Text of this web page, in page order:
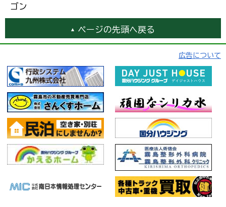
ゴン
ページの先頭へ戻る
広告について